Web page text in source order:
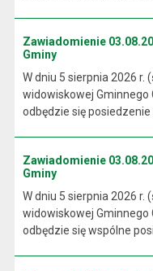
Zawiadomienie
Gminy
W dniu 5 sierpnia 2026 r.
widowiskowej Gminnego
odbędzie się posiedzenie
Zawiadomienie
Gminy
W dniu 5 sierpnia 2026 r.
widowiskowej Gminnego
odbędzie się wspólne